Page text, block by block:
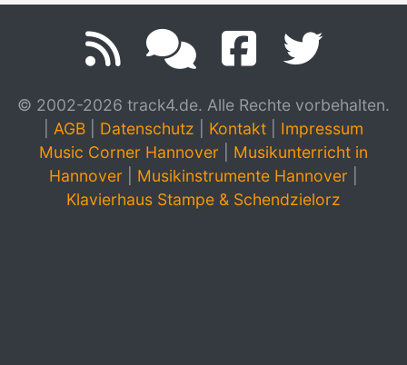
© 2002-2026 track4.de. Alle Rechte vorbehalten.
AGB Datenschutz Kontakt
Impressum
Music Corner Hannover
Musikunterricht in
Hannover
Musikinstrumente Hannover
Klavierhaus Stampe & Schendzielorz